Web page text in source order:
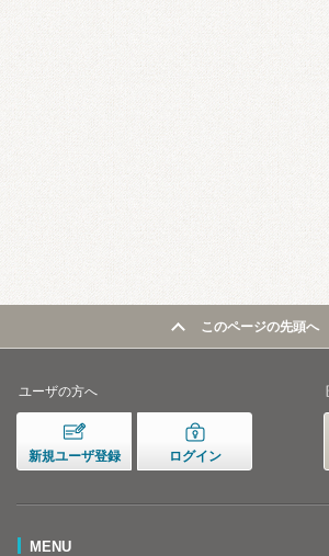
このページの先頭へ
ユーザの方へ
新規ユーザ登録 ログイン
MENU